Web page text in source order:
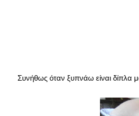
Συνήθως όταν ξυπνάω είναι δίπλα